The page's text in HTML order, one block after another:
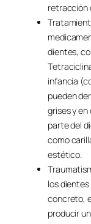
retracción
dientes,
infancia
pueden
grises y
parte del
como
estético.
los dientes
concreto,
producir